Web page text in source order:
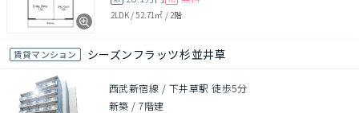
2LDK/52.71㎡ / 2階
賃貸マンション シーズンフラッツ杉並井草
西武新宿線 / 下井草駅 徒歩5分
新築 /7階建